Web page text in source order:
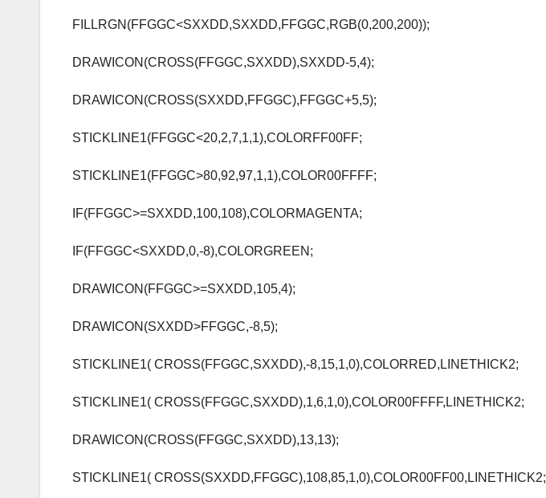
FILLRGN(FFGGC<SXXDD,SXXDD,FFGGC,RGB(0,200,200));
DRAWICON(CROSS(FFGGC,SXXDD),SXXDD-5,4);
DRAWICON(CROSS(SXXDD,FFGGC),FFGGC+5,5);
STICKLINE1(FFGGC<20,2,7,1,1),COLORFF00FF;
STICKLINE1(FFGGC>80,92,97,1,1),COLOR00FFFF;
IF(FFGGC>=SXXDD,100,108),COLORMAGENTA;
IF(FFGGC<SXXDD,0,-8),COLORGREEN;
DRAWICON(FFGGC>=SXXDD,105,4);
DRAWICON(SXXDD>FFGGC,-8,5);
STICKLINE1( CROSS(FFGGC,SXXDD),-8,15,1,0),COLORRED,LINETHICK2;
STICKLINE1( CROSS(FFGGC,SXXDD),1,6,1,0),COLOR00FFFF,LINETHICK2;
DRAWICON(CROSS(FFGGC,SXXDD),13,13);
STICKLINE1( CROSS(SXXDD,FFGGC),108,85,1,0),COLOR00FF00,LINETHICK2;